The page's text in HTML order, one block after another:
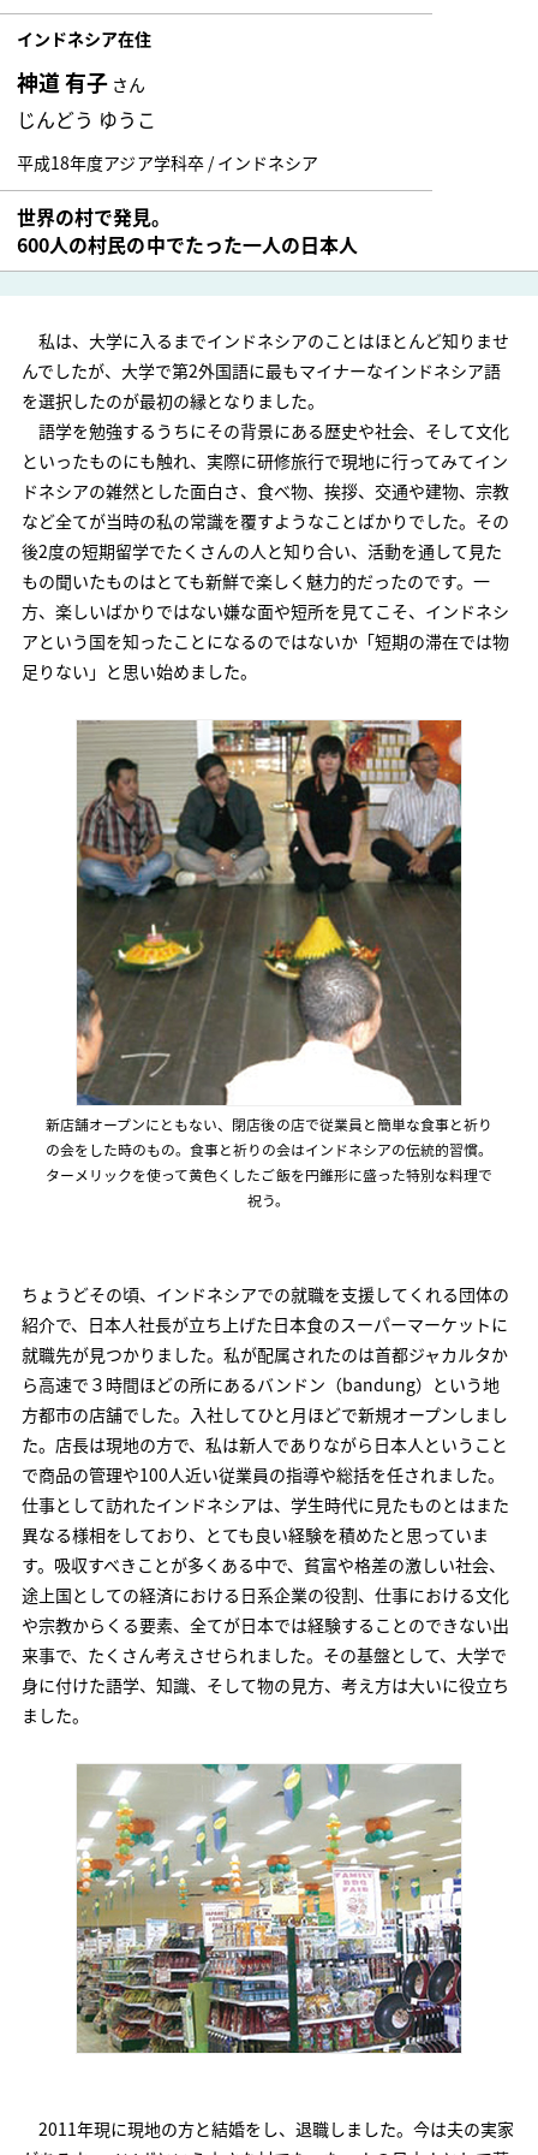
インドネシア在住
神道 有子 さん
じんどう ゆうこ
平成18年度アジア学科卒/ インドネシア
世界の村で発見。
600人の村民の中でたった一人の日本人
私は、大学に入るまでインドネシアのことはほとんど知りませ
んでしたが、大学で第2外国語に最もマイナーなインドネシア語
を選択したのが最初の縁となりました。
語学を勉強するうちにその背景にある歴史や社会、そして文化
といったものにも触れ、実際に研修旅行で現地に行ってみてイン
ドネシアの雑然とした面白さ、食べ物、挨拶、交通や建物、宗教
など全てが当時の私の常識を覆すようなことばかりでした。その
後2度の短期留学でたくさんの人と知り合い、活動を通して見た
もの聞いたものはとても新鮮で楽しく魅力的だったのです。一
方、楽しいばかりではない嫌な面や短所を見てこそ、インドネシ
アという国を知ったことになるのではないか「短期の滞在では物
足りない」と思い始めました。
新店舗オープンにともない、閉店後の店で従業員と簡単な食事と祈り
の会をした時のもの。食事と祈りの会はインドネシアの伝統的習慣。
ターメリックを使って黄色くしたご飯を円錐形に盛った特別な料理で
祝う。
ちょうどその頃、インドネシアでの就職を支援してくれる団体の
紹介で、日本人社長が立ち上げた日本食のスーパーマーケットに
就職先が見つかりました。私が配属されたのは首都ジャカルタか
ら高速で３時間ほどの所にあるバンドン（bandung）という地
方都市の店舗でした。入社してひと月ほどで新規オープンしまし
た。店長は現地の方で、私は新人でありながら日本人ということ
で商品の管理や100人近い従業員の指導や総括を任されました。
仕事として訪れたインドネシアは、学生時代に見たものとはまた
異なる様相をしており、とても良い経験を積めたと思っていま
す。吸収すべきことが多くある中で、貧富や格差の激しい社会、
途上国としての経済における日系企業の役割、仕事における文化
や宗教からくる要素、全てが日本では経験することのできない出
来事で、たくさん考えさせられました。その基盤として、大学で
身に付けた語学、知識、そして物の見方、考え方は大いに役立ち
ました。
2011年現に現地の方と結婚をし、退職しました。今は夫の実家